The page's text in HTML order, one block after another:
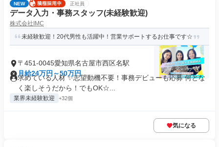
NEW 正社員
データ入力・事務スタッフ(未経験歓迎)
株式会社IMC
未経験歓迎！20代男性も活躍中！営業サポートするお仕事です☆
〒451-0045愛知県名古屋市西区名駅
月給24万円～50万円
求めている人材 ✨志望動機不要！事務デビューも応募 何とな
く楽しそうだから！でもOK☆...
業界未経験歓迎 +32個
気になる